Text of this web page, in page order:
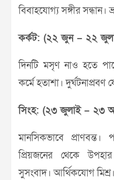
বিবাহযোগ্য সঙ্গীর সন্ধান।
কর্কট: (২২ জুন – ২২
দিনটি মসৃণ নাও হতে
কর্মে হতাশা। দুর্ঘটনাপ্রবণ
সিংহ: (২৩ জুলাই – ২৩
মানসিকভাবে প্রাণবন্ত।
প্রিয়জনের থেকে
সুসংবাদ। আর্থিকযোগ মিশ্র।